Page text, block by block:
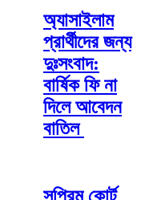
অ্যাসাইলাম
প্রার্থীদের জন্য
দুঃসংবাদ:
বার্ষিক ফি না
দিলে আবেদন
বাতিল